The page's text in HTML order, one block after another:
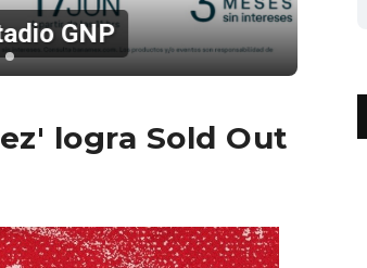
GNP
logra Sold Out